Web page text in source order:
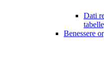
Dati
Benessere